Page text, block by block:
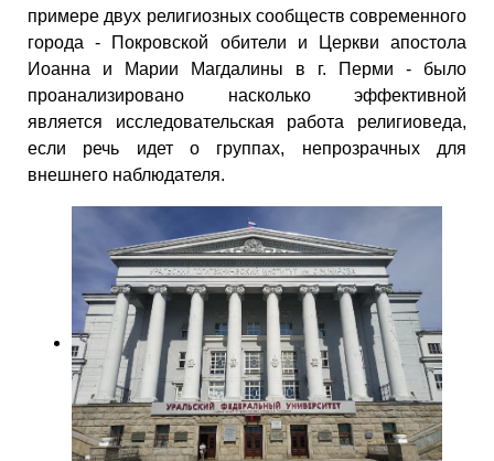
примере двух религиозных сообществ современного
города - Покровской обители и Церкви апостола
Иоанна и Марии Магдалины в г. Перми - было
проанализировано насколько эффективной
является исследовательская работа религиоведа,
если речь идет о группах, непрозрачных для
внешнего наблюдателя.